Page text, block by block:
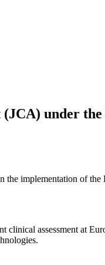
under
implementation of
assessment at